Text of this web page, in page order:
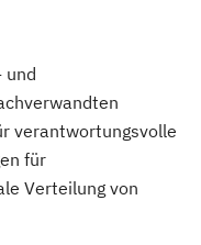
und
verantwortungsvolle
für
Verteilung von